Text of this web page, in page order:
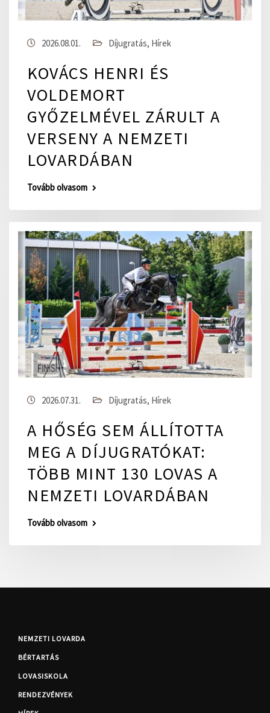
2026.08.01. Díjugratás, Hírek
KOVÁCS HENRI ÉS
VOLDEMORT
GYŐZELMÉVEL ZÁRULT A
VERSENY A NEMZETI
LOVARDÁBAN
Tovább olvasom
2026.07.31. Díjugratás, Hírek
A HŐSÉG SEM ÁLLÍTOTTA
MEG A DÍJUGRATÓKAT:
TÖBB MINT 130 LOVAS A
NEMZETI LOVARDÁBAN
Tovább olvasom
NEMZETI LOVARDA
BÉRTARTÁS
LOVASISKOLA
RENDEZVÉNYEK